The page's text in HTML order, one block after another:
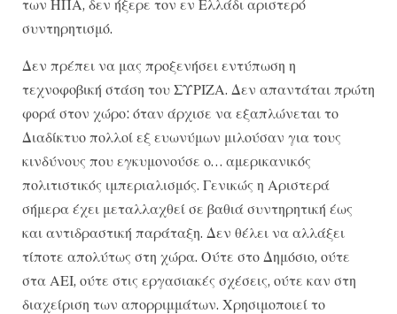
των ΗΠΑ, δεν ήξερε τον εν Ελλάδι αριστερό
συντηρητισμό.
Δεν πρέπει να μας προξενήσει εντύπωση η
τεχνοφοβική στάση του ΣΥΡΙΖΑ. Δεν απαντάται πρώτη
φορά στον χώρο: όταν άρχισε να εξαπλώνεται το
Διαδίκτυο πολλοί εξ ευωνύμων μιλούσαν για τους
κινδύνους που εγκυμονούσε ο… αμερικανικός
πολιτιστικός ιμπεριαλισμός. Γενικώς η Αριστερά
σήμερα έχει μεταλλαχθεί σε βαθιά συντηρητική έως
και αντιδραστική παράταξη. Δεν θέλει να αλλάξει
τίποτε απολύτως στη χώρα. Ούτε στο Δημόσιο, ούτε
στα ΑΕΙ, ούτε στις εργασιακές σχέσεις, ούτε καν στη
διαχείριση των απορριμμάτων. Χρησιμοποιεί το